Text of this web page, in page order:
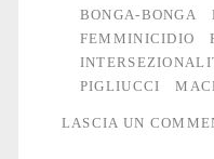
BONGA-BONGA
FEMMINICIDIO
PIGLIUCCI
LASCIA UN